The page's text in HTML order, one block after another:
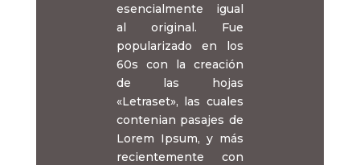
esencialmente igual
al original. Fue
popularizado en los
60s con la creación
de las hojas
«Letraset», las cuales
contenian pasajes de
Lorem Ipsum, y más
recientemente con